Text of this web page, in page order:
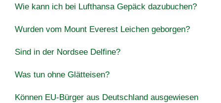
Wie kann ich bei Lufthansa Gepäck dazubuchen?
Wurden vom Mount Everest Leichen geborgen?
Sind in der Nordsee Delfine?
Was tun ohne Glätteisen?
Können EU-Bürger aus Deutschland ausgewiesen